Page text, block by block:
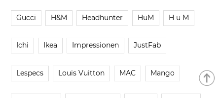
Gucci H&M Headhunter HuM H u M
Ichi Ikea Impressionen JustFab
Lespecs Louis Vuitton MAC Mango